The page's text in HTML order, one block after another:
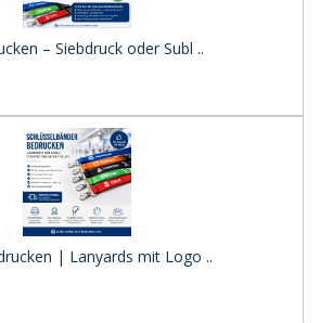
– Siebdruck oder Subl ..
| Lanyards mit Logo ..